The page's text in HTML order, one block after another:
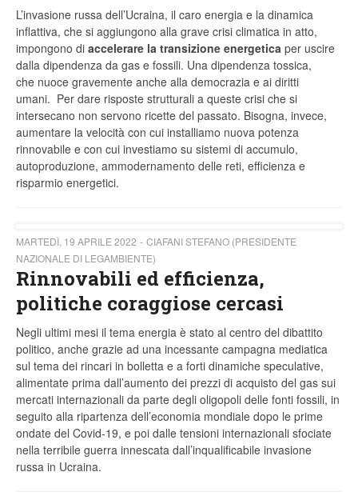
L’invasione russa dell’Ucraina, il caro energia e la dinamica
inflattiva, che si aggiungono alla grave crisi climatica in atto,
impongono di accelerare la transizione energetica per uscire
dalla dipendenza da gas e fossili. Una dipendenza tossica,
che nuoce gravemente anche alla democrazia e ai diritti
umani. Per dare risposte strutturali a queste crisi che si
intersecano non servono ricette del passato. Bisogna, invece,
aumentare la velocità con cui installiamo nuova potenza
rinnovabile e con cui investiamo su sistemi di accumulo,
autoproduzione, ammodernamento delle reti, efficienza e
risparmio energetici.
MARTEDÌ, 19 APRILE 2022
CIAFANI STEFANO (PRESIDENTE
NAZIONALE DI LEGAMBIENTE)
Rinnovabili ed efficienza,
politiche coraggiose cercasi
Negli ultimi mesi il tema energia è stato al centro del dibattito
politico, anche grazie ad una incessante campagna mediatica
sul tema dei rincari in bolletta e a forti dinamiche speculative,
alimentate prima dall’aumento dei prezzi di acquisto del gas sui
mercati internazionali da parte degli oligopoli delle fonti fossili, in
seguito alla ripartenza dell’economia mondiale dopo le prime
ondate del Covid-19, e poi dalle tensioni internazionali sfociate
nella terribile guerra innescata dall’inqualificabile invasione
russa in Ucraina.